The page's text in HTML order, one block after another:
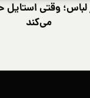
لباس؛ وقتی
می‌کند